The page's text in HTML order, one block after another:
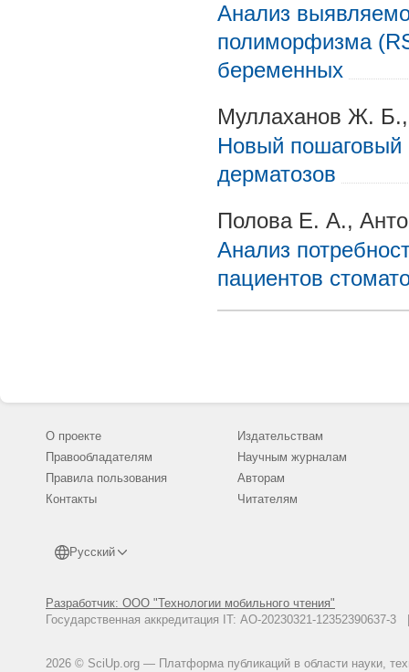
Анализ
полиморфизма
беременных
Муллаханов Ж.
Новый пошаговый
дерматозов
Полова Е. А.,
Анализ
пациентов
О проекте
Правообладателям
Правила пользования
Контакты
Русский
Разработчик: ООО "Технологии мобильного чтения"
Государственная аккредитация IT: АО-20230321-
2026 © SciUp.org — Платформа публикаций в области науки,
Издательствам
Научным журналам
Авторам
Читателям